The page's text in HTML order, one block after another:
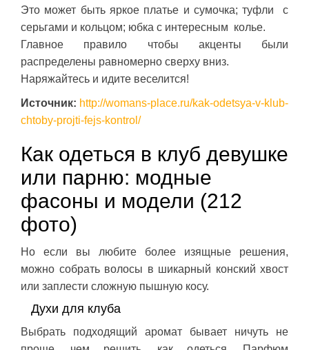
Это может быть яркое платье и сумочка; туфли с
серьгами и кольцом; юбка с интересным колье.
Главное правило чтобы акценты были
распределены равномерно сверху вниз.
Наряжайтесь и идите веселится!
Источник: http://womans-place.ru/kak-odetsya-v-klub-
chtoby-projti-fejs-kontrol/
Как одеться в клуб девушке
или парню: модные
фасоны и модели (212
фото)
Но если вы любите более изящные решения,
можно собрать волосы в шикарный конский хвост
или заплести сложную пышную косу.
Духи для клуба
Выбрать подходящий аромат бывает ничуть не